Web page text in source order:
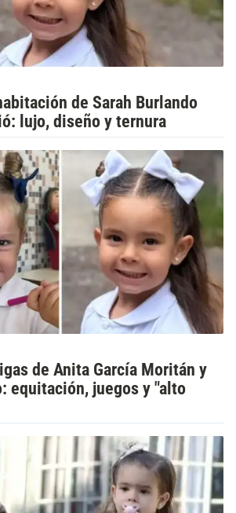
de Sarah Burlando
lujo, diseño y ternura
de Anita García Moritán y
equitación, juegos y "alto